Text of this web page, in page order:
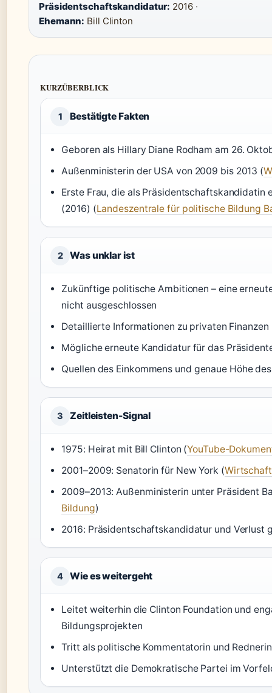
Präsidentschaftskandidatur: 2016 ·
Ehemann: Bill Clinton
KURZÜBERBLICK
1 Bestätigte Fakten
Geboren als Hillary Diane Rodham am 26.
Außenministerin der USA von 2009 bis 2013 (
Erste Frau, die als
(2016) (Landeszentrale für politische Bildung
2 Was unklar ist
Zukünftige politische Ambitionen – eine
nicht ausgeschlossen
Detaillierte Informationen zu privaten
Mögliche erneute Kandidatur für das
Quellen des Einkommens und genaue Höhe
3 Zeitleisten-Signal
1975: Heirat mit Bill Clinton (YouTube-
2001–2009: Senatorin für New York (
2009–2013: Außenministerin unter Präsident
Bildung)
2016: Präsidentschaftskandidatur und Verlust
4 Wie es weitergeht
Leitet weiterhin die Clinton Foundation und
Bildungsprojekten
Tritt als politische Kommentatorin und
Unterstützt die Demokratische Partei im